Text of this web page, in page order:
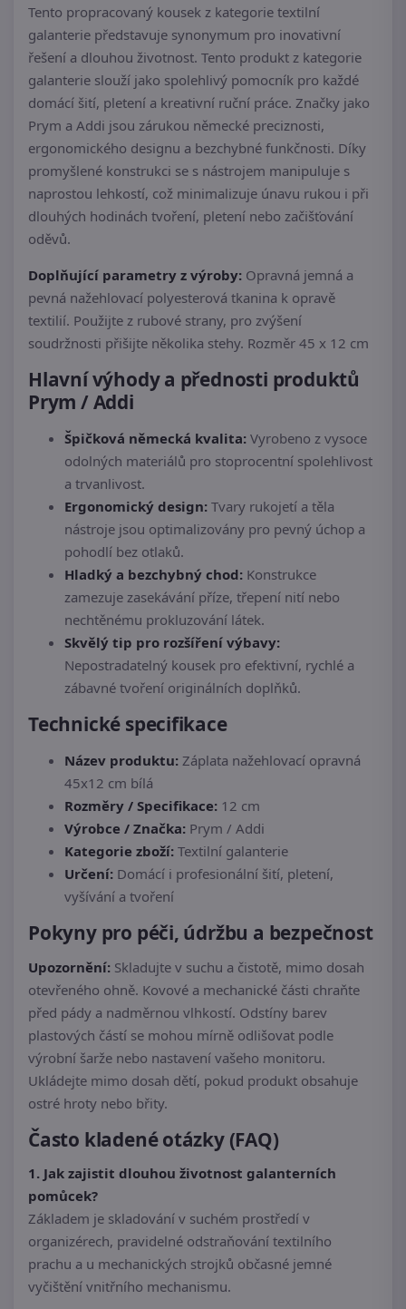
Tento propracovaný kousek z kategorie textilní
galanterie představuje synonymum pro inovativní
řešení a dlouhou životnost. Tento produkt z kategorie
galanterie slouží jako spolehlivý pomocník pro každé
domácí šití, pletení a kreativní ruční práce. Značky jako
Prym a Addi jsou zárukou německé preciznosti,
ergonomického designu a bezchybné funkčnosti. Díky
promyšlené konstrukci se s nástrojem manipuluje s
naprostou lehkostí, což minimalizuje únavu rukou i při
dlouhých hodinách tvoření, pletení nebo začišťování
oděvů.
Doplňující parametry z výroby: Opravná jemná a
pevná nažehlovací polyesterová tkanina k opravě
textilií. Použijte z rubové strany, pro zvýšení
soudržnosti přišijte několika stehy. Rozměr 45 x 12 cm
Hlavní výhody a přednosti produktů
Prym / Addi
Špičková německá kvalita: Vyrobeno z vysoce
odolných materiálů pro stoprocentní spolehlivost
a trvanlivost.
Ergonomický design: Tvary rukojetí a těla
nástroje jsou optimalizovány pro pevný úchop a
pohodlí bez otlaků.
Hladký a bezchybný chod: Konstrukce
zamezuje zasekávání příze, třepení nití nebo
nechtěnému prokluzování látek.
Skvělý tip pro rozšíření výbavy:
Nepostradatelný kousek pro efektivní, rychlé a
zábavné tvoření originálních doplňků.
Technické specifikace
Název produktu: Záplata nažehlovací opravná
45x12 cm bílá
Rozměry / Specifikace: 12 cm
Výrobce / Značka: Prym / Addi
Kategorie zboží: Textilní galanterie
Určení: Domácí i profesionální šití, pletení,
vyšívání a tvoření
Pokyny pro péči, údržbu a bezpečnost
Upozornění: Skladujte v suchu a čistotě, mimo dosah
otevřeného ohně. Kovové a mechanické části chraňte
před pády a nadměrnou vlhkostí. Odstíny barev
plastových částí se mohou mírně odlišovat podle
výrobní šarže nebo nastavení vašeho monitoru.
Ukládejte mimo dosah dětí, pokud produkt obsahuje
ostré hroty nebo břity.
Často kladené otázky (FAQ)
1. Jak zajistit dlouhou životnost galanterních
pomůcek?
Základem je skladování v suchém prostředí v
organizérech, pravidelné odstraňování textilního
prachu a u mechanických strojků občasné jemné
vyčištění vnitřního mechanismu.